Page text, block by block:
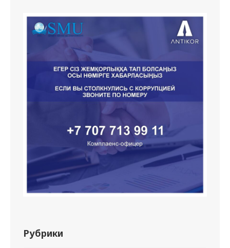
Рубрики